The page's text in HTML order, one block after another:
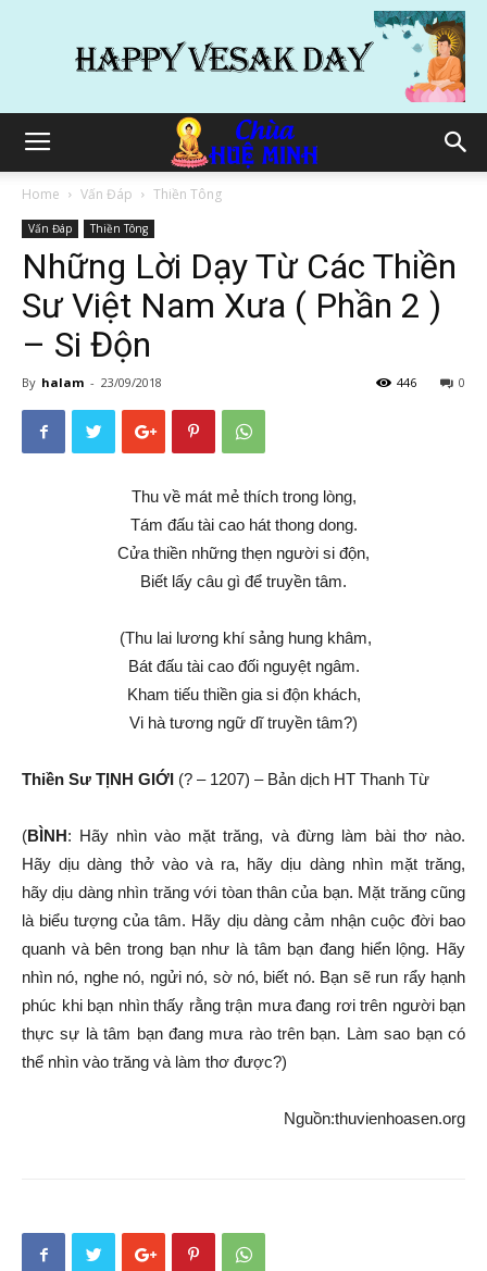
Home Vấn Đáp Thiền Tông
Vấn Đáp Thiền Tông
Những Lời Dạy Từ Các Thiền
Sư Việt Nam Xưa ( Phần 2 )
– Si Độn
By halam - 23/09/2018 0
446
Thu về mát mẻthích trong lòng,
Tám đấu tài cao hát thong dong.
Cửa thiền những thẹn người si độn,
Biết lấy câu gì để truyền tâm.
(Thu lai lương khí sảng hung khâm,
Bát đấu tài cao đối nguyệt ngâm.
Kham tiếu thiền gia si độnkhách,
Vi hà tương ngữ dĩ truyền tâm?)
Thiền Sư TỊNH GIỚI (? – 1207) – Bản dịch HT Thanh Từ
(BÌNH: Hãy nhìn vào mặt trăng, và đừng làm bài thơ nào.
Hãydịu dàng thở vàovà ra, hãydịu dàngnhìn mặt trăng,
hãydịu dàngnhìn trăng với tòan thân của bạn. Mặt trăngcũng
là biểu tượng của tâm. Hãy dịu dàngcảm nhận cuộc đờibao
quanh và bên trong bạn như là tâm bạn đang hiển lộng. Hãy
nhìn nó, nghe nó, ngửi nó, sờ nó, biết nó. Bạn sẽ run rẩy hạnh
phúc khi bạn nhìn thấy rằng trận mưa đang rơi trên người bạn
thực sự là tâm bạn đang mưa rào trên bạn. Làm sao bạn có
thể nhìn vào trăng và làm thơ được?)
Nguồn:thuvienhoasen.org